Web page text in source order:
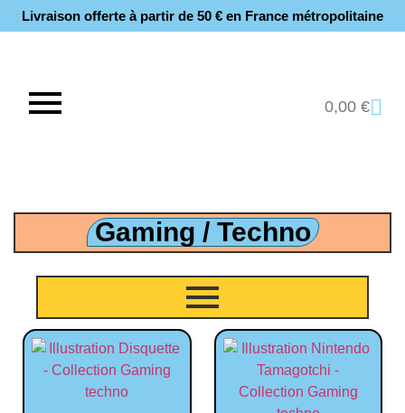
Livraison offerte à partir de 50 € en France métropolitaine​
0,00€
Gaming / Techno